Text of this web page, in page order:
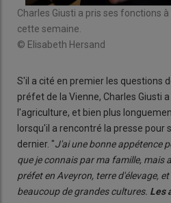
Charles Giusti a pris ses fonctions
cette semaine.
© Elisabeth Hersand
S'il a cité en premier les questions
préfet de la Vienne, Charles Giusti
l'agriculture, et bien plus
lorsqu'il a rencontré la presse pour
dernier. "J'ai une bonne appétence
que je connais par ma famille, mais
préfet en Aveyron, terre d'élevage,
beaucoup de grandes cultures. Les